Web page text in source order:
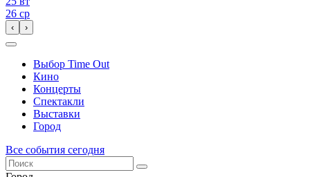
26 ср
‹ ›
Выбор Time Out
Кино
Концерты
Спектакли
Выставки
Город
Все события сегодня